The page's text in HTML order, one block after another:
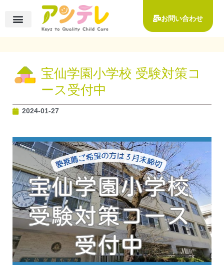
お問い合わせ
宝仙学園小学校 受験対策コ
ース受付中
2024-01-27